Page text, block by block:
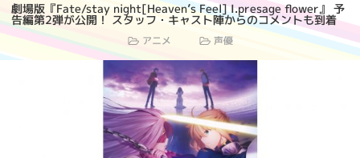
劇場版『Fate/stay night[Heaven’s Feel] I.presage flower』 予
告編第2弾が公開！ スタッフ・キャスト陣からのコメントも到着
アニメ 声優